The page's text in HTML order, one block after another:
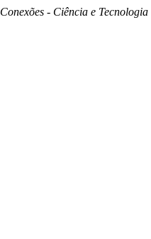
Conexões - Ciência e Tecnologia